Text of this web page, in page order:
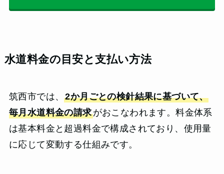
水道料金の目安と支払い方法
筑西市では、2か月ごとの検針結果に基づいて、
毎月水道料金の請求がおこなわれます。料金体系
は基本料金と超過料金で構成されており、使用量
に応じて変動する仕組みです。